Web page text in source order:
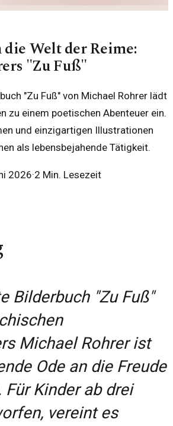
Welt der Reime:
"Zu Fuß"
"Zu Fuß" von Michael Rohrer lädt
zu einem poetischen Abenteuer ein.
und einzigartigen Illustrationen
als lebensbejahende Tätigkeit.
2026·2 Min. Lesezeit
Bilderbuch "Zu Fuß"
Michael Rohrer ist
Ode an die Freude
Für Kinder ab drei
vereint es